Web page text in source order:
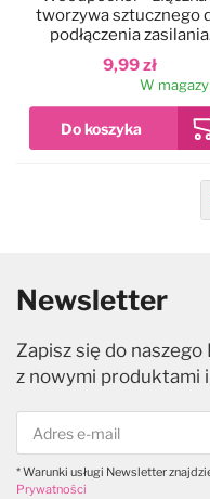
9,99 zł
tworzywa sztucznego
podłączenia zasilania
wody do skalera
W
Newsletter
Zapisz się do
z nowymi produktami
* Warunki usługi Newsletter
Prywatności